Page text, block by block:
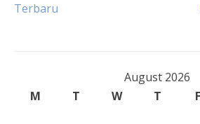
navigation
Terbaru
August 2026
M
T W T F